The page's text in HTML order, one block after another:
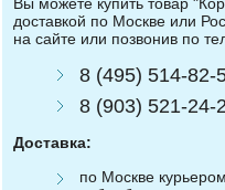
Вы можете купить товар
доставкой по Москве или
на сайте или позвонив по
8 (495) 514-82-
8 (903) 521-24-
Доставка:
по Москве